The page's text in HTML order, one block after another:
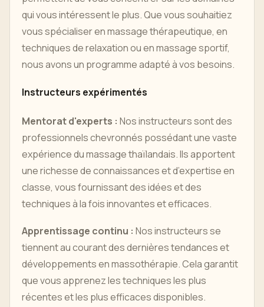
qui vous intéressent le plus. Que vous souhaitiez
vous spécialiser en massage thérapeutique, en
techniques de relaxation ou en massage sportif,
nous avons un programme adapté à vos besoins.
Instructeurs expérimentés
Mentorat d'experts : Nos instructeurs sont des
professionnels chevronnés possédant une vaste
expérience du massage thaïlandais. Ils apportent
une richesse de connaissances et d’expertise en
classe, vous fournissant des idées et des
techniques à la fois innovantes et efficaces.
Apprentissage continu : Nos instructeurs se
tiennent au courant des dernières tendances et
développements en massothérapie. Cela garantit
que vous apprenez les techniques les plus
récentes et les plus efficaces disponibles.